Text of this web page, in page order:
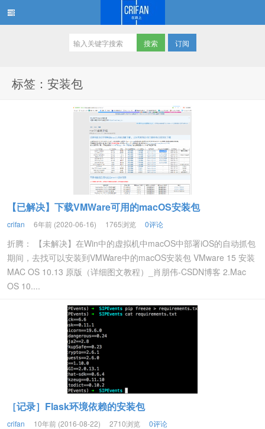
订阅
标签：安装包
【已解决】下载VMWare可用的macOS安装包
crifan 6年前 (2020-06-16) 1765浏览 0评论
折腾： 【未解决】在Win中的虚拟机中macOS中部署iOS的自动抓包
期间，去找可以安装到VMWare中的macOS安装包 VMware 15 安装
MAC OS 10.13 原版（详细图文教程）_肖朋伟-CSDN博客 2.Mac
OS 10....
［记录］Flask环境依赖的安装包
crifan 10年前 (2016-08-22) 2710浏览 0评论